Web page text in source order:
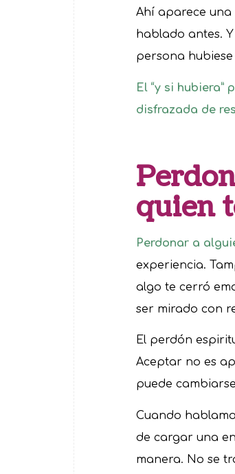
Ahí aparece una
hablado antes.
persona
El “y si hubiera”
disfrazada de
quien
Perdonar a
experiencia.
algo te cerró
ser mirado con
El perdón
Aceptar no es
puede
Cuando
de cargar una
manera. No se